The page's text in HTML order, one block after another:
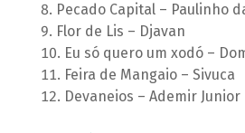
Pecado Capital – Paulinho
Flor de Lis – Djavan
Eu só quero um xodó –
Feira de Mangaio – Sivuca
Devaneios – Ademir Junior